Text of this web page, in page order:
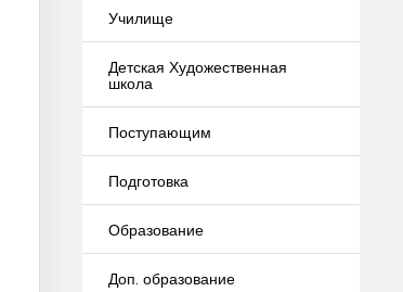
Училище
Детская Художественная
школа
Поступающим
Подготовка
Образование
Доп. образование